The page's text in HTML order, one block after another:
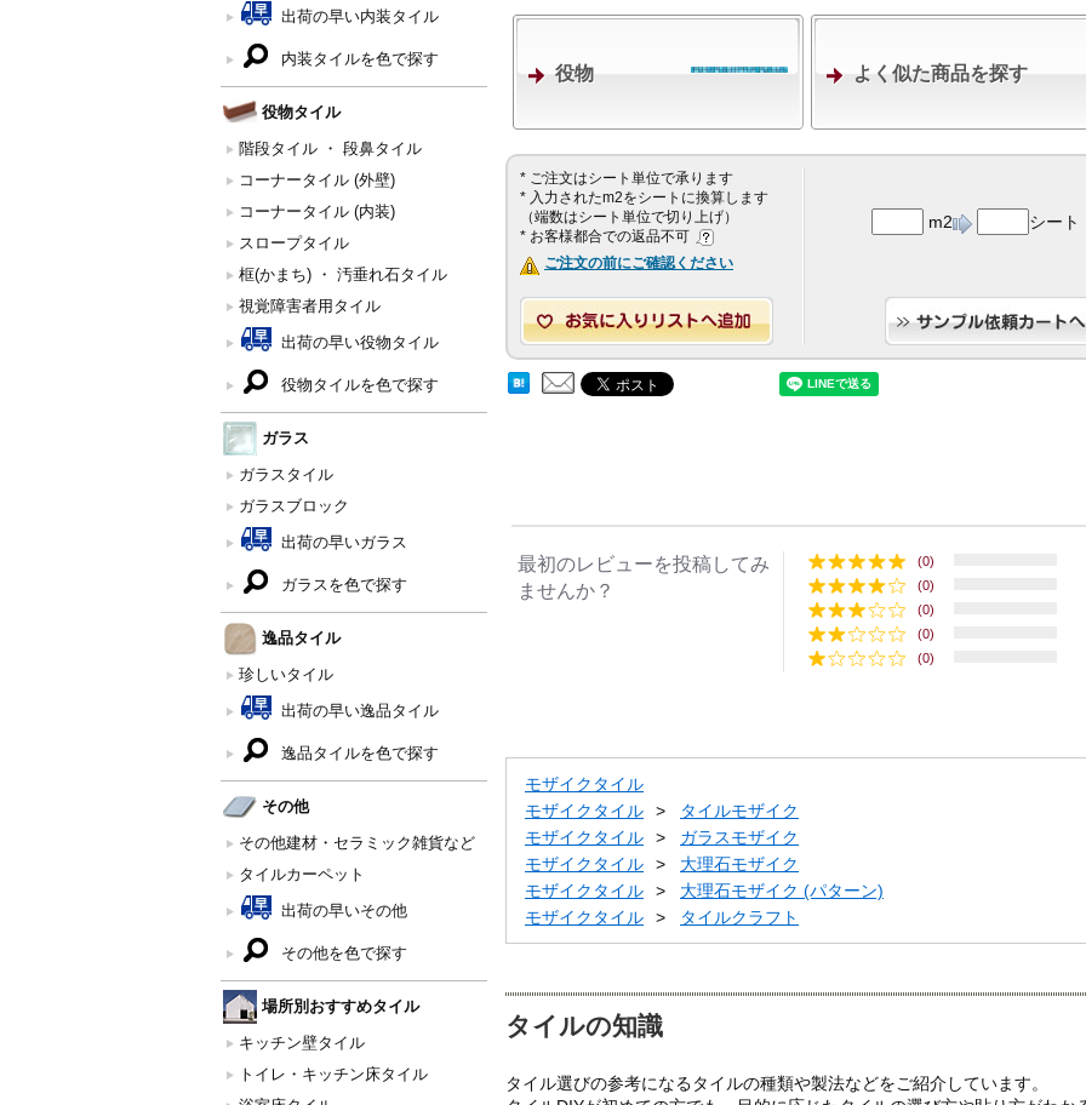
出荷の早い内装タイル
内装タイルを色で探す
役物タイル
階段タイル ・ 段鼻タイル
コーナータイル (外壁)
コーナータイル (内装)
スロープタイル
框(かまち) ・ 汚垂れ石タイル
視覚障害者用タイル
出荷の早い役物タイル
役物タイルを色で探す
ガラス
ガラスタイル
ガラスブロック
出荷の早いガラス
ガラスを色で探す
逸品タイル
珍しいタイル
出荷の早い逸品タイル
逸品タイルを色で探す
その他
その他建材・セラミック雑貨など
タイルカーペット
出荷の早いその他
その他を色で探す
場所別おすすめタイル
キッチン壁タイル
トイレ・キッチン床タイル
役物 よく似た商品を探す
* ご注文はシート単位で承ります
* 入力されたm2をシートに換算します
（端数はシート単位で切り上げ）
* お客様都合での返品不可
ご注文の前にご確認ください
m2 シート
最初のレビューを投稿してみ
ませんか？
(0)
(0)
(0)
(0)
(0)
モザイクタイル
モザイクタイル
タイルモザイク
モザイクタイル
ガラスモザイク
モザイクタイル
大理石モザイク
モザイクタイル
大理石モザイク (パターン)
モザイクタイル
タイルクラフト
タイルの知識
タイル選びの参考になるタイルの種類や製法などをご紹介しています。